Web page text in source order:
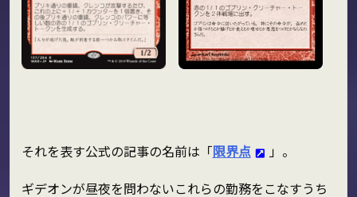
それを表す公式の記事の名前は「限界点
」。
ギデオンが昼夜を問わないこれらの勤務をこなすうち